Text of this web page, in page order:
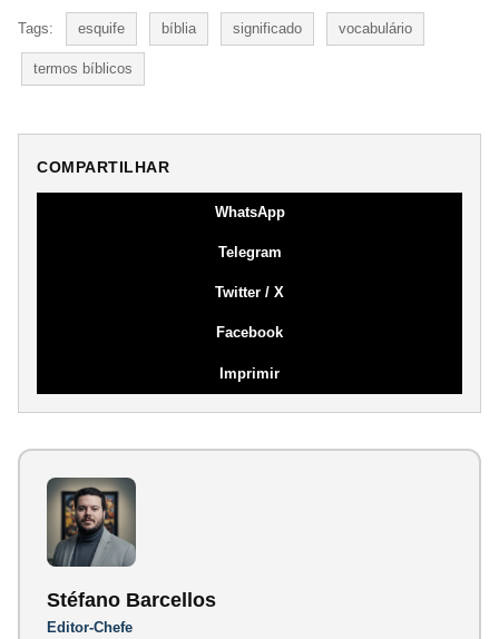
Tags: esquife bíblia significado vocabulário
termos bíblicos
COMPARTILHAR
WhatsApp
Telegram
Twitter / X
Facebook
Imprimir
Stéfano Barcellos
Editor-Chefe